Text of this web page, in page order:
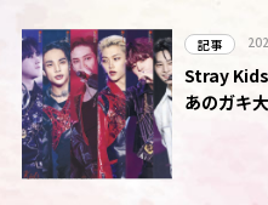
記事
Stray
あのガキ